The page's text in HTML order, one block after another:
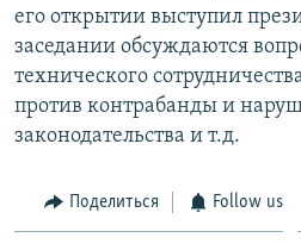
TÜRKMENÇE
его открытии выступил
заседании обсуждаются
технического
против контрабанды и
законодательства и т.д.
Поделиться Follow us